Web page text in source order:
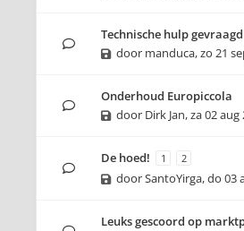
Technische hulp gevraagd
door manduca,zo 21
Onderhoud Europiccola
door Dirk Jan,za 02 aug
De hoed! 1 2
doorSantoYirga,do 03
Leuks gescoord op